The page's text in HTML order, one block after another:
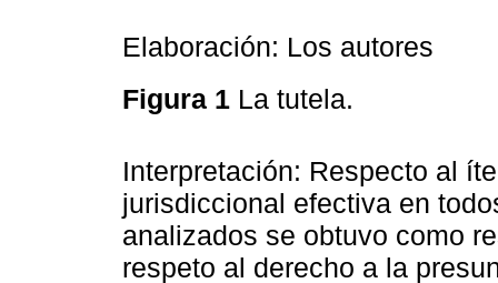
Elaboración: Los autores
Figura 1 La tutela.
Interpretación: Respecto al
jurisdiccional efectiva en
analizados se obtuvo como
respeto al derecho a la